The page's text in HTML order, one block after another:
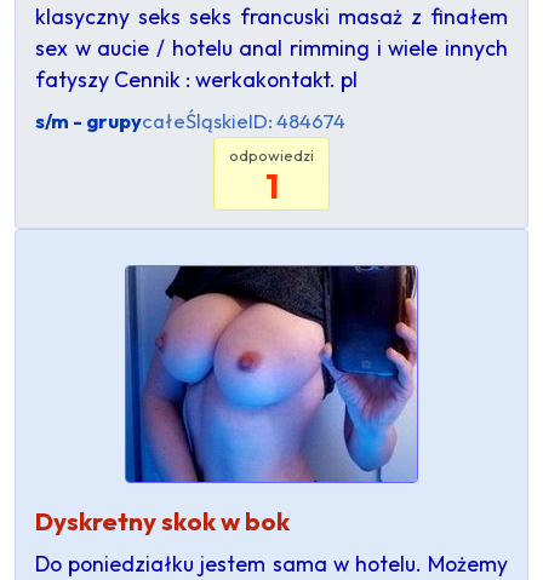
klasyczny seks seks francuski masaż z finałem
sex w aucie / hotelu anal rimming i wiele innych
fatyszy Cennik : werkakontakt. pl
s/m - grupycałeŚląskieID: 484674
odpowiedzi
1
Dyskretny skok w bok
Do poniedziałku jestem sama w hotelu. Możemy